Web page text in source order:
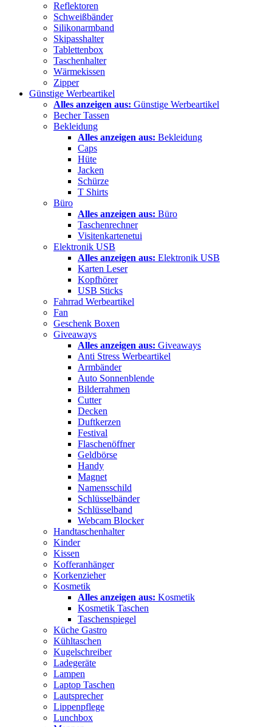
Reflektoren
Schweißbänder
Silikonarmband
Skipasshalter
Tablettenbox
Taschenhalter
Wärmekissen
Zipper
Günstige Werbeartikel
Alles anzeigen aus: Günstige Werbeartikel
Becher Tassen
Bekleidung
Alles anzeigen aus: Bekleidung
Caps
Hüte
Jacken
Schürze
T Shirts
Büro
Alles anzeigen aus: Büro
Taschenrechner
Visitenkartenetui
Elektronik USB
Alles anzeigen aus: Elektronik USB
Karten Leser
Kopfhörer
USB Sticks
Fahrrad Werbeartikel
Fan
Geschenk Boxen
Giveaways
Alles anzeigen aus: Giveaways
Anti Stress Werbeartikel
Armbänder
Auto Sonnenblende
Bilderrahmen
Cutter
Decken
Duftkerzen
Festival
Flaschenöffner
Geldbörse
Handy
Magnet
Namensschild
Schlüsselbänder
Schlüsselband
Webcam Blocker
Handtaschenhalter
Kinder
Kissen
Kofferanhänger
Korkenzieher
Kosmetik
Alles anzeigen aus: Kosmetik
Kosmetik Taschen
Taschenspiegel
Küche Gastro
Kühltaschen
Kugelschreiber
Ladegeräte
Lampen
Laptop Taschen
Lautsprecher
Lippenpflege
Lunchbox